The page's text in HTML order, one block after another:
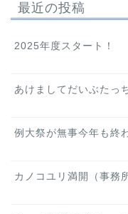
最近の投稿
2025年度スタート！
あけましてだいぶたっ
例大祭が無事今年も終
カノコユリ満開（事務